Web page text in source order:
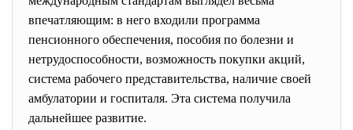
впечатляющим: в него входили программа
пенсионного обеспечения, пособия по болезни и
нетрудоспособности, возможность покупки акций,
система рабочего представительства, наличие своей
амбулатории и госпиталя. Эта система получила
дальнейшее развитие.